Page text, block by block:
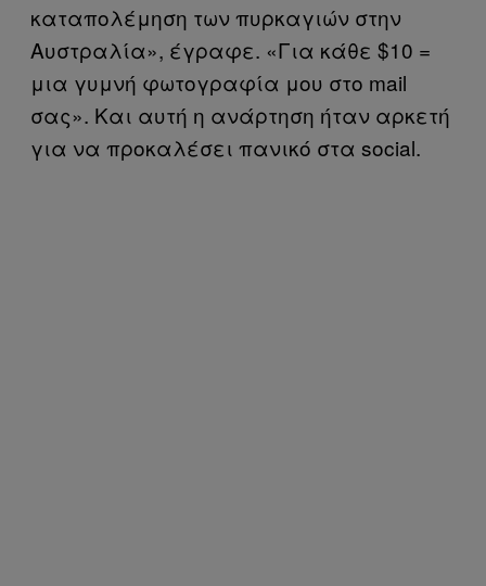
καταπολέμηση των πυρκαγιών στην
Αυστραλία», έγραφε. «Για κάθε $10 =
μια γυμνή φωτογραφία μου στο mail
σας». Και αυτή η ανάρτηση ήταν αρκετή
για να προκαλέσει πανικό στα social.